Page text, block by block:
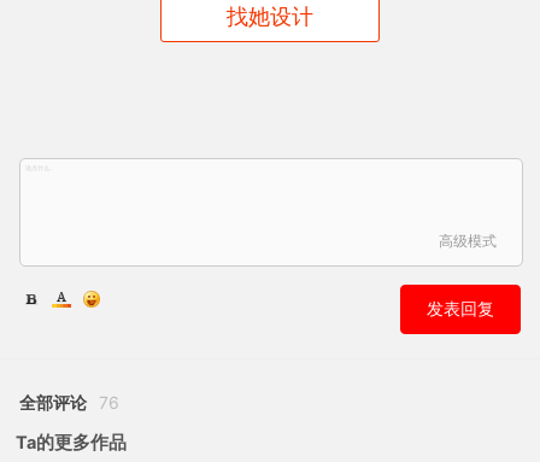
找她设计
高级模式
发表回复
全部评论 76
Ta的更多作品